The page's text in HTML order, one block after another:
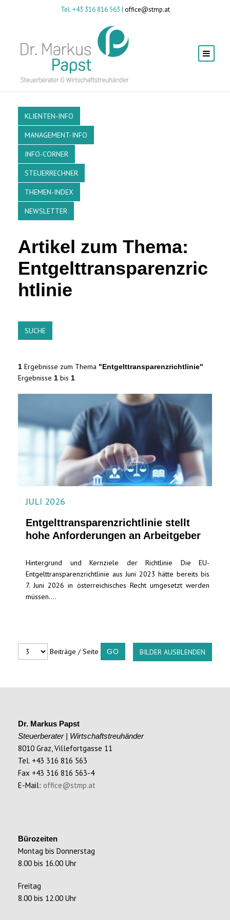
Tel. +43 316 816 563 | office@stmp.at
KLIENTEN-INFO
MANAGEMENT-INFO
INFO-CORNER
STEUERRECHNER
THEMEN-INDEX
NEWSLETTER
Artikel zum Thema:
Entgelttransparenzric
htlinie
SUCHE
1 Ergebnisse zum Thema "Entgelttransparenzrichtlinie"
Ergebnisse 1 bis 1
JULI 2026
Entgelttransparenz​­richtlinie stellt
hohe Anforderungen an Arbeitgeber
Hintergrund und Kernziele der Richtlinie Die EU-
Entgelttransparenzrichtlinie aus Juni 2023 hätte bereits bis
7. Juni 2026 in österreichisches Recht umgesetzt werden
müssen....
Beiträge / Seite BILDER AUSBLENDEN
Dr. Markus Papst
Steuerberater | Wirtschaftstreuhänder
8010 Graz, Villefortgasse 11
Tel. +43 316 816 563
Fax +43 316 816 563-4
E-Mail: office@stmp.at
Bürozeiten
Montag bis Donnerstag
8.00 bis 16.00 Uhr
Freitag
8.00 bis 12.00 Uhr